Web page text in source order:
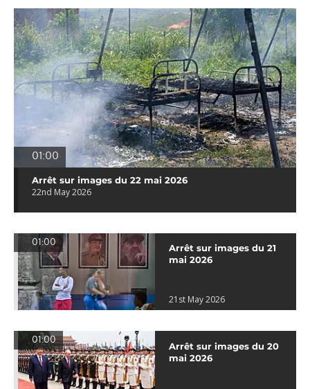
01:00
Arrêt sur images du 22 mai 2026
22nd May 2026
01:00
Arrêt sur images du 21
mai 2026
21st May 2026
01:00
Arrêt sur images du 20
mai 2026